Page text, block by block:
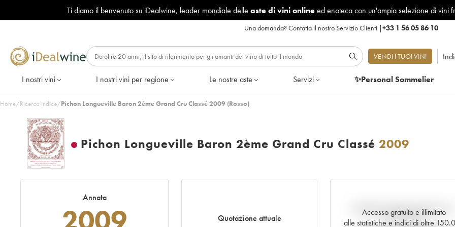
Ti diamo il benvenuto su iDealwine, leader mondiale delle aste di vini onlineed enoteca con un'ampia selezione di vini
Una domanda?Contatta il nostro Servizio Clienti |+33 1 56 05 86 10
VENDI I TUOI VINI
I nostri vini I nostri vini per regione Le nostre aste Servizi ✨Personal Sommelier
Home/Ricerca indice/Pichon Longueville Baron 2ème Grand Cru Classé 2009 (Rosso)
Pichon Longueville Baron 2ème Grand Cru Classé 2009
Annata
Quotazione attuale
Accesso gratuito e illimitato
alle statistiche e indici di oltre
Andamento della quotazione in
tempo reale